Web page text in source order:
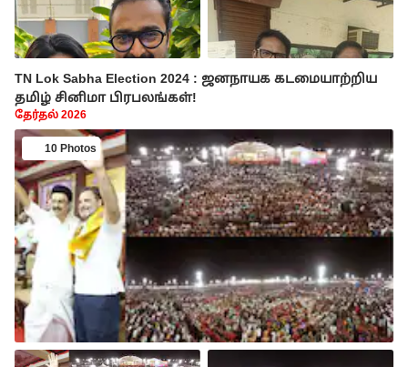
TN Lok Sabha Election 2024 : ஜனநாயக கடமையாற்றிய
தமிழ் சினிமா பிரபலங்கள்!
தேர்தல் 2026
10 Photos